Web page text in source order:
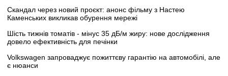
Скандал через новий проєкт: анонс фільму з Настею
Каменських викликав обурення мережі
Шість тижнів томатів - мінус 35 дБ/м жиру: нове дослідження
довело ефективність для печінки
Volkswagen запроваджує пожиттєву гарантію на автомобілі, але
є нюанси